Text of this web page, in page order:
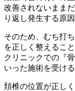
改善されないまま
り返し発生する原
そのため、むち打
を正しく整えるこ
クリニックでの『
いった施術を受け
頚椎の位置が正し